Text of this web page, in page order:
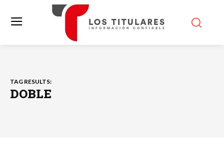
TAG RESULTS:
DOBLE